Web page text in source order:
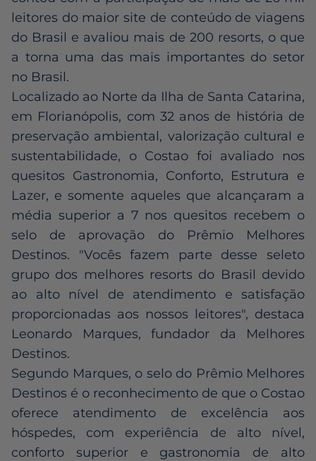
leitores do maior site de conteúdo de viagens
do Brasil e avaliou mais de 200 resorts, o que
a torna uma das mais importantes do setor
no Brasil.
Localizado ao Norte da Ilha de Santa Catarina,
em Florianópolis, com 32 anos de história de
preservação ambiental, valorização cultural e
sustentabilidade, o Costao foi avaliado nos
quesitos Gastronomia, Conforto, Estrutura e
Lazer, e somente aqueles que alcançaram a
média superior a 7 nos quesitos recebem o
selo de aprovação do Prêmio Melhores
Destinos. "Vocês fazem parte desse seleto
grupo dos melhores resorts do Brasil devido
ao alto nível de atendimento e satisfação
proporcionadas aos nossos leitores", destaca
Leonardo Marques, fundador da Melhores
Destinos.
Segundo Marques, o selo do Prêmio Melhores
Destinos é o reconhecimento de que o Costao
oferece atendimento de excelência aos
hóspedes, com experiência de alto nível,
conforto superior e gastronomia de alto